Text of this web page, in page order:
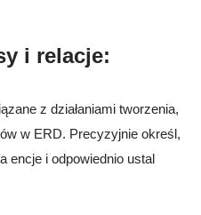
i relacje:
z działaniami tworzenia,
w ERD. Precyzyjnie określ,
encje i odpowiednio ustal